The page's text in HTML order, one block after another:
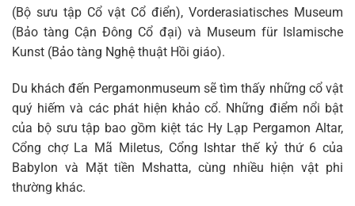
(Bộ sưu tập Cổ vật Cổ điển), Vorderasiatisches Museum
(Bảo tàng Cận Đông Cổ đại) và Museum für Islamische
Kunst (Bảo tàng Nghệ thuật Hồi giáo).
Du khách đến Pergamonmuseum sẽ tìm thấy những cổ vật
quý hiếm và các phát hiện khảo cổ. Những điểm nổi bật
của bộ sưu tập bao gồm kiệt tác Hy Lạp Pergamon Altar,
Cổng chợ La Mã Miletus, Cổng Ishtar thế kỷ thứ 6 của
Babylon và Mặt tiền Mshatta, cùng nhiều hiện vật phi
thường khác.